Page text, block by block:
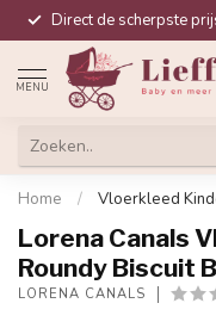
Direct de scherpste
MENU
Home / Vloerkleed
Lorena Canals
Roundy Biscuit
LORENA CANALS